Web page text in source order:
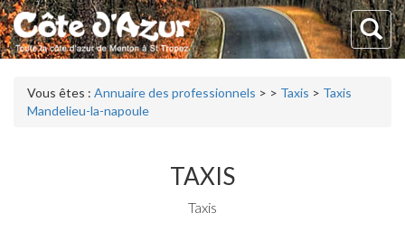
Vous êtes : Annuaire des professionnels > > Taxis > Taxis
Mandelieu-la-napoule
TAXIS
Taxis